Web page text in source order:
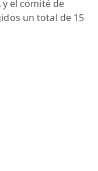
el comité de
un total de 15